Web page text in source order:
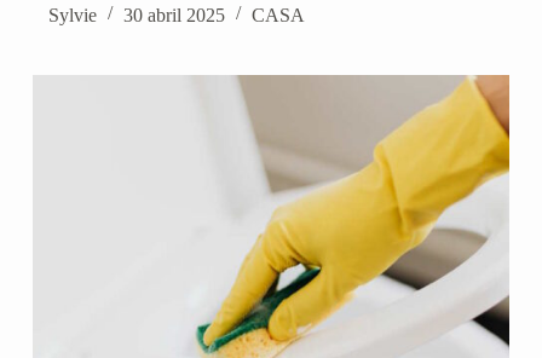
Sylvie 30 abril 2025 CASA